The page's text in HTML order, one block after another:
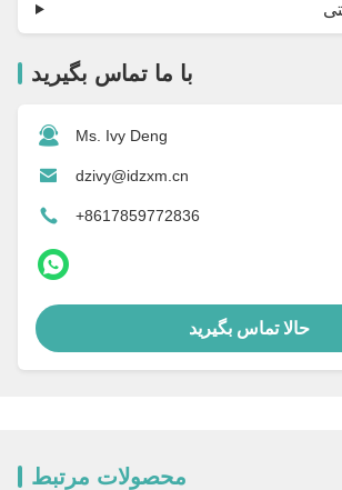
با ما تماس بگیرید
Ms. Ivy Deng
dzivy@idzxm.cn
+8617859772836
حالا تماس بگیرید
محصولات مرتبط